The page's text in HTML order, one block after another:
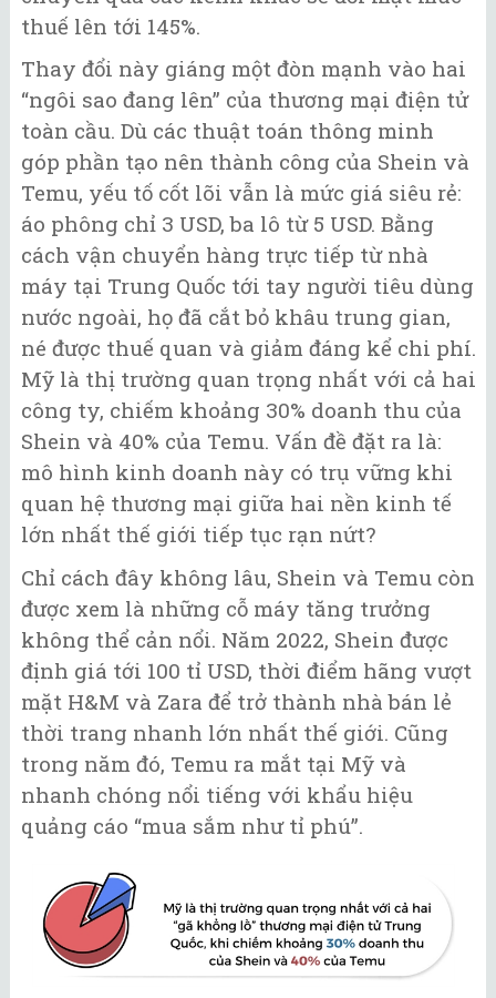
thuế lên tới 145%.
Thay đổi này giáng một đòn mạnh vào hai
“ngôi sao đang lên” của thương mại điện tử
toàn cầu. Dù các thuật toán thông minh
góp phần tạo nên thành công của Shein và
Temu, yếu tố cốt lõi vẫn là mức giá siêu rẻ:
áo phông chỉ 3 USD, ba lô từ 5 USD. Bằng
cách vận chuyển hàng trực tiếp từ nhà
máy tại Trung Quốc tới tay người tiêu dùng
nước ngoài, họ đã cắt bỏ khâu trung gian,
né được thuế quan và giảm đáng kể chi phí.
Mỹ là thị trường quan trọng nhất với cả hai
công ty, chiếm khoảng 30% doanh thu của
Shein và 40% của Temu. Vấn đề đặt ra là:
mô hình kinh doanh này có trụ vững khi
quan hệ thương mại giữa hai nền kinh tế
lớn nhất thế giới tiếp tục rạn nứt?
Chỉ cách đây không lâu, Shein và Temu còn
được xem là những cỗ máy tăng trưởng
không thể cản nổi. Năm 2022, Shein được
định giá tới 100 tỉ USD, thời điểm hãng vượt
mặt H&M và Zara để trở thành nhà bán lẻ
thời trang nhanh lớn nhất thế giới. Cũng
trong năm đó, Temu ra mắt tại Mỹ và
nhanh chóng nổi tiếng với khẩu hiệu
quảng cáo “mua sắm như tỉ phú”.